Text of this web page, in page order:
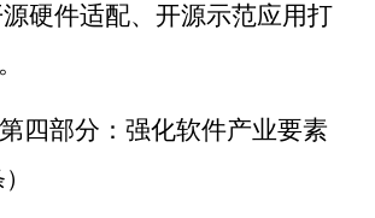
硬件适配、开源示范应用打
四部分： 强化软件产业要素